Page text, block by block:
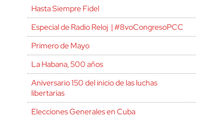
Hasta Siempre Fidel
Especial de Radio Reloj | #8voCongresoPCC
Primero de Mayo
La Habana, 500 años
Aniversario 150 del inicio de las luchas
libertarias
Elecciones Generales en Cuba